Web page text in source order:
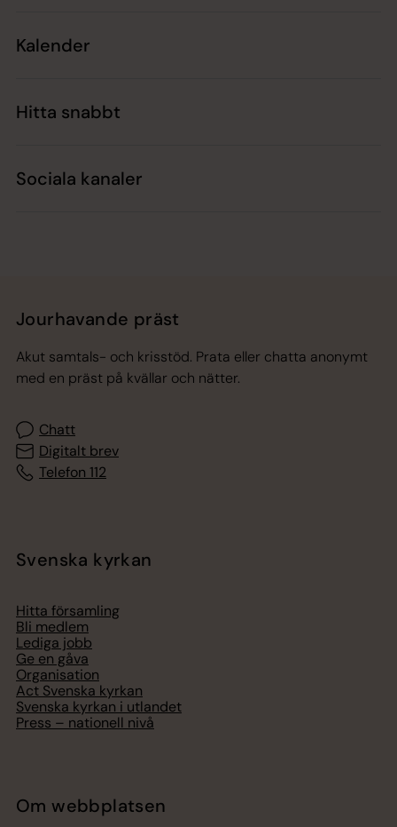
Kalender
Hitta snabbt
Sociala kanaler
Jourhavande präst
Akut samtals- och krisstöd. Prata eller chatta anonymt
med en präst på kvällar och nätter.
Chatt
Digitalt brev
Telefon 112
Svenska kyrkan
Hitta församling
Bli medlem
Lediga jobb
Ge en gåva
Organisation
Act Svenska kyrkan
Svenska kyrkan i utlandet
Press – nationell nivå
Om webbplatsen